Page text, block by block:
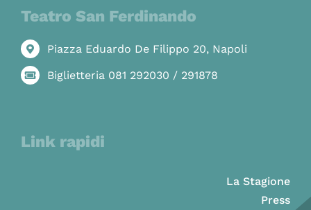
Teatro San Ferdinando
Piazza Eduardo De Filippo 20, Napoli
Biglietteria 081 292030 / 291878
Link rapidi
La Stagione
Press